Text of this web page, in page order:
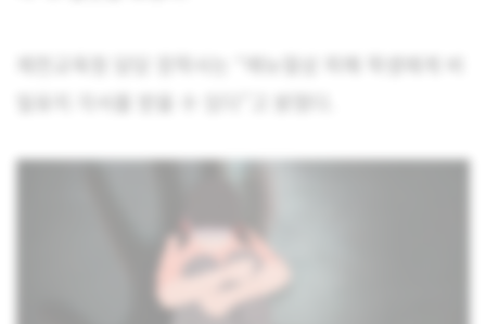
제천교육청 담당 장학사는 “매뉴얼상 피해 학생에게 비
밀유지 각서를 받을 수 있다”고 밝혔다.